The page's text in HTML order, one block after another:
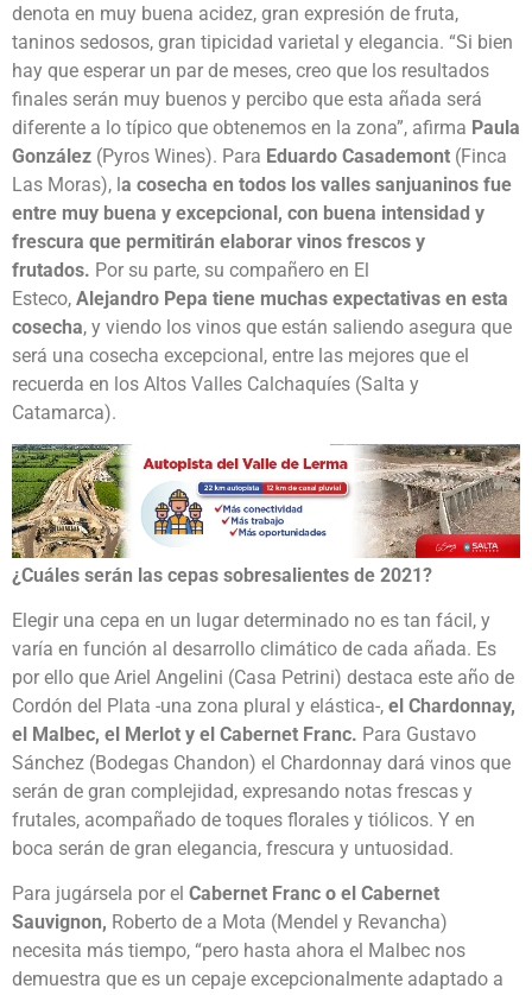
denota en muy buena acidez, gran expresión de fruta,
taninos sedosos, gran tipicidad varietal y elegancia. “Si bien
hay que esperar un par de meses, creo que los resultados
finales serán muy buenos y percibo que esta añada será
diferente a lo típico que obtenemos en la zona”, afirma Paula
González (Pyros Wines). Para Eduardo Casademont (Finca
Las Moras), la cosecha en todos los valles sanjuaninos fue
entre muy buena y excepcional, con buena intensidad y
frescura que permitirán elaborar vinos frescos y
frutados. Por su parte, su compañero en El
Esteco, Alejandro Pepa tiene muchas expectativas en esta
cosecha, y viendo los vinos que están saliendo asegura que
será una cosecha excepcional, entre las mejores que el
recuerda en los Altos Valles Calchaquíes (Salta y
Catamarca).
¿Cuáles serán las cepas sobresalientes de 2021?
Elegir una cepa en un lugar determinado no es tan fácil, y
varía en función al desarrollo climático de cada añada. Es
por ello que Ariel Angelini (Casa Petrini) destaca este año de
Cordón del Plata -una zona plural y elástica-, el Chardonnay,
el Malbec, el Merlot y el Cabernet Franc. Para Gustavo
Sánchez (Bodegas Chandon) el Chardonnay dará vinos que
serán de gran complejidad, expresando notas frescas y
frutales, acompañado de toques florales y tiólicos. Y en
boca serán de gran elegancia, frescura y untuosidad.
Para jugársela por el Cabernet Franc o el Cabernet
Sauvignon, Roberto de a Mota (Mendel y Revancha)
necesita más tiempo, “pero hasta ahora el Malbec nos
demuestra que es un cepaje excepcionalmente adaptado a